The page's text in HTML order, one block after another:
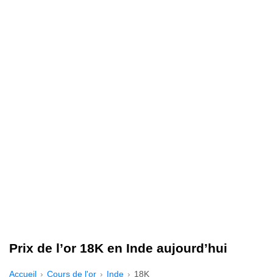
Prix de l’or 18K en Inde aujourd’hui
Accueil Cours de l'or Inde 18K